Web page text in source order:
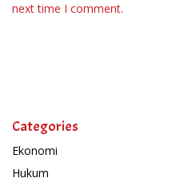
next time I comment.
Categories
Ekonomi
Hukum